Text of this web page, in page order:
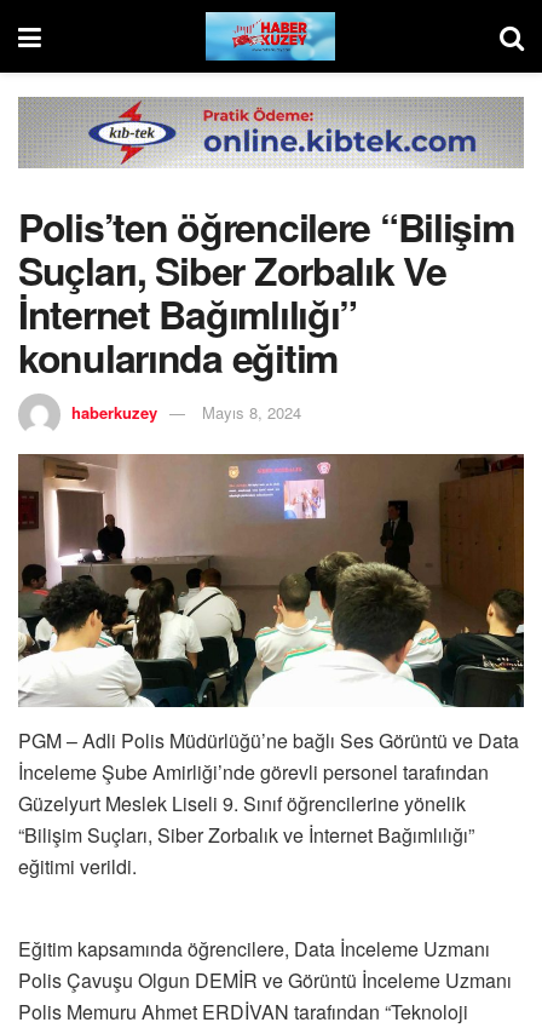
Polis’ten öğrencilere “Bilişim
Suçları, Siber Zorbalık Ve
İnternet Bağımlılığı”
konularında eğitim
haberkuzey Mayıs 8, 2024
PGM – Adli Polis Müdürlüğü’ne bağlı Ses Görüntü ve Data
İnceleme Şube Amirliği’nde görevli personel tarafından
Güzelyurt Meslek Liseli 9. Sınıf öğrencilerine yönelik
“Bilişim Suçları, Siber Zorbalık ve İnternet Bağımlılığı”
eğitimi verildi.
Eğitim kapsamında öğrencilere, Data İnceleme Uzmanı
Polis Çavuşu Olgun DEMİR ve Görüntü İnceleme Uzmanı
Polis Memuru Ahmet ERDİVAN tarafından “Teknoloji